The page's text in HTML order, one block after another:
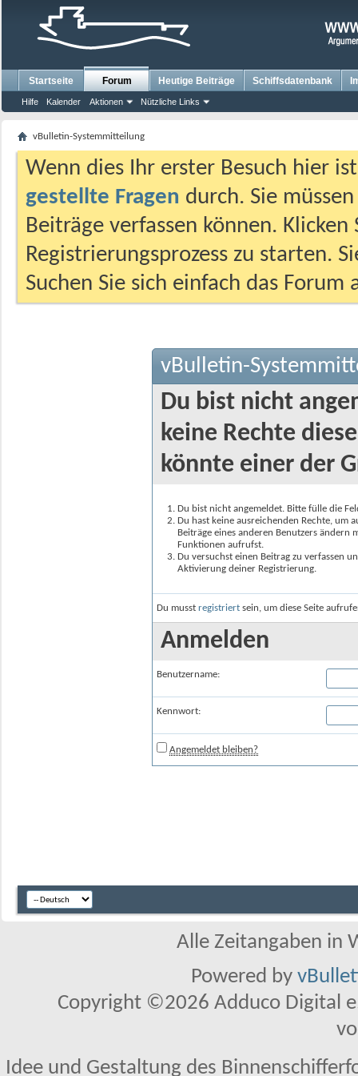
Startseite Forum
Hilfe Kalender Aktionen Nützliche Links
Heutige Beiträge Schiffsdatenbank
vBulletin-Systemmitteilung
Wenn dies Ihr erster Besuch hier
gestellte Fragen durch. Sie
Beiträge verfassen können.
Registrierungsprozess zu starten.
Suchen Sie sich einfach das
vBulletin-
Du bist nicht
keine Rechte
könnte einer der
Du bist nicht angemeldet. Bitte fülle die
Du hast keine ausreichenden Rechte, um
Beiträge eines anderen Benutzers
Funktionen aufrufst.
Du versuchst einen Beitrag zu verfassen
Aktivierung deiner Registrierung.
Du musst registriert sein, um diese Seite
Anmelden
Benutzername:
Kennwort:
Angemeldet bleiben?
Alle Zeitangaben in
Powered by
Copyright ©2026 Adduco Digital
Idee und Gestaltung des